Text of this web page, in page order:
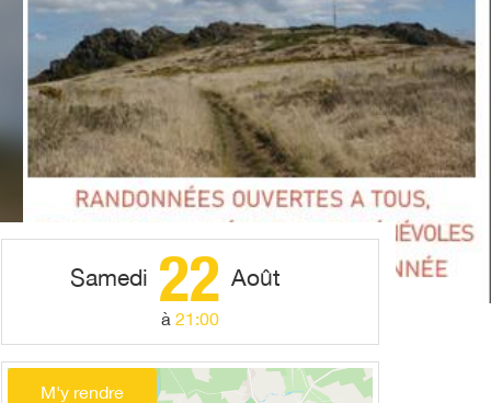
Samedi 22 Août
à 21:00
M'y rendre